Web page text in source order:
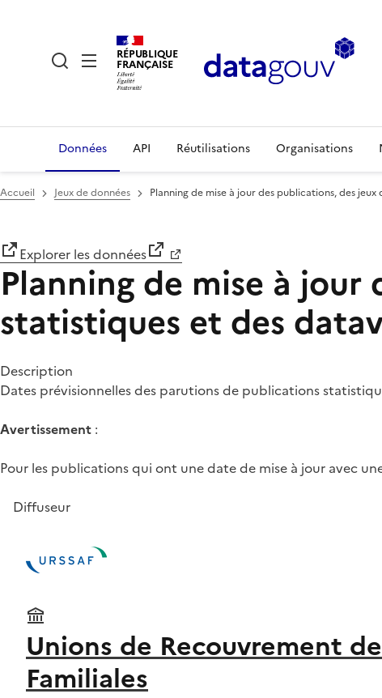
RÉPUBLIQUE
FRANÇAISE
Données API Réutilisations Organisations
Accueil Jeux de données Planning de mise à jour des publications, des
Explorer les données
Planning de mise à
statistiques et des
Description
Dates prévisionnelles des parutions de publications
Avertissement :
Pour les publications qui ont une date de mise à jour avec
Diffuseur
Unions de Recouvrement
Familiales